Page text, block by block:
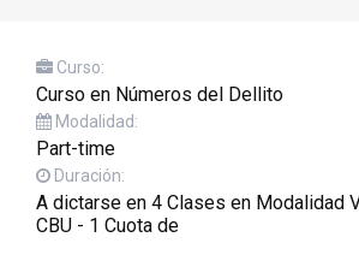
Curso:
Curso en Números del Dellito
Modalidad:
Part-time
Duración:
A dictarse en 4 Clases en Modalidad
CBU - 1 Cuota de